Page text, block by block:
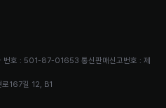
번호 : 501-87-01653 통신판매신고번호 : 제
167길 12, B1